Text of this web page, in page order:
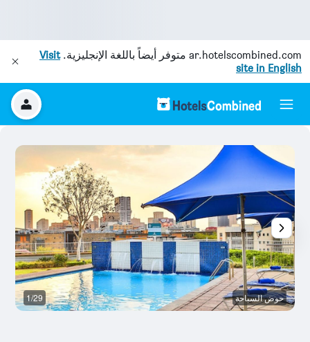
ar.hotelscombined.com متوفر أيضاً باللغة الإنجليزية.Visit
site in English
حوض السباحة 1/29